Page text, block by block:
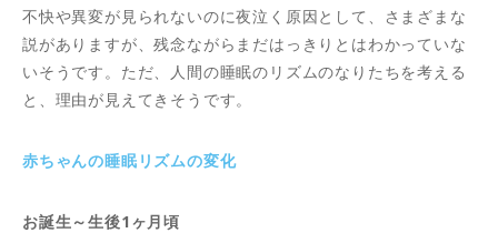
不快や異変が見られないのに夜泣く原因として、さまざまな
説がありますが、残念ながらまだはっきりとはわかっていな
いそうです。ただ、人間の睡眠のリズムのなりたちを考える
と、理由が見えてきそうです。
赤ちゃんの睡眠リズムの変化
お誕生～生後1ヶ月頃